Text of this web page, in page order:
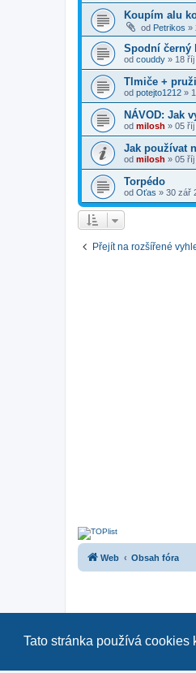
Tato stránka používá cookies
Koupím alu
od Petrikos »
Spodní černý
od couddy » 18
Tlmiče +
od potejto1212 »
NÁVOD: Jak
od milosh » 05 říj
Jak používat
od milosh » 05 říj
Torpédo
od Oťas » 30 zář
Přejít na rozšířené
Web Obsah fóra